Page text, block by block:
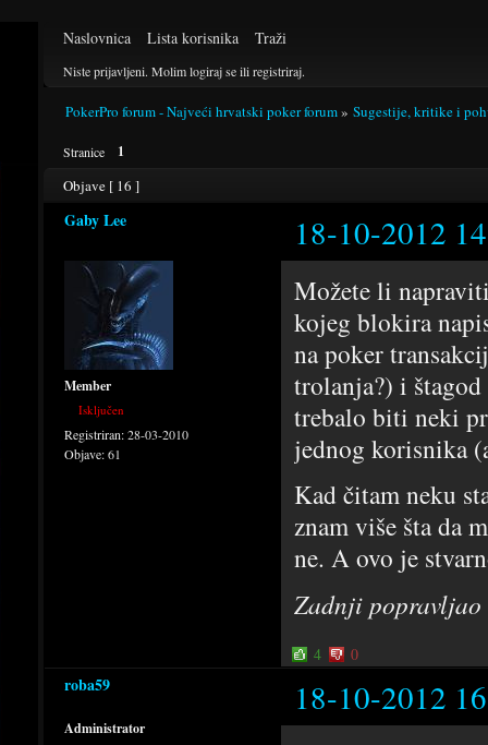
Naslovnica Lista korisnika Traži
Niste prijavljeni. Molim logiraj se ili registriraj.
PokerPro forum - Najveći hrvatski poker forum» Sugestije, kritike i
Stranice 1
Objave [ 16 ]
Gaby Lee 18-10-2012
Member
Isključen
Registriran:28-03-2010
Objave:61
Možete li
kojeg blokira
na poker
trolanja?) i
trebalo biti neki
jednog korisnika
Kad čitam neku
znam više šta da
ne. A ovo je
Zadnji popravljao
4 0
roba59 18-10-2012
Administrator